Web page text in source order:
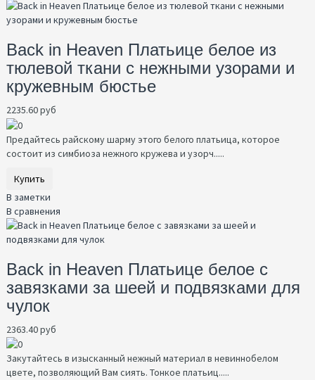
Back in Heaven Платьице белое из
тюлевой ткани с нежными узорами и
кружевным бюстье
2235.60 руб
Предайтесь райскому шарму этого белого платьица, которое
состоит из симбиоза нежного кружева и узорч.....
Купить
В заметки
В сравнения
Back in Heaven Платьице белое с
завязками за шеей и подвязками для
чулок
2363.40 руб
Закутайтесь в изысканный нежный материал в невиннобелом
цвете, позволяющий Вам сиять. Тонкое платьиц.....